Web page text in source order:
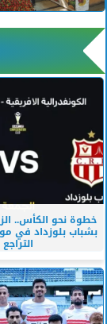
خطوة نحو الكأس..
بشباب بلوزداد في
التراجع